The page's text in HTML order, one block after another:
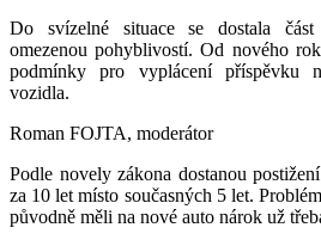
Do svízelné situace se dostala část
omezenou pohyblivostí. Od nového
podmínky pro vyplácení příspěvku
vozidla.
Roman FOJTA, moderátor
Podle novely zákona dostanou
za 10 let místo současných 5 let.
původně měli na nové auto nárok už